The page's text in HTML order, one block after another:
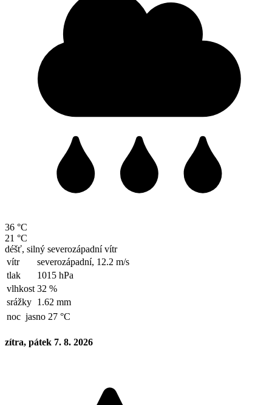
36 °C
21 °C
déšť, silný severozápadní vítr
vítr
severozápadní, 12.2 m/s
tlak
1015 hPa
vlhkost 32 %
srážky 1.62 mm
noc jasno 27 °C
zítra, pátek 7. 8. 2026